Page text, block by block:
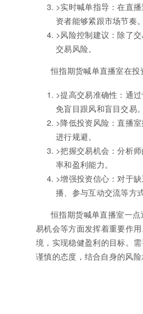
>实时喊单指导：在直
资者能够紧跟市场节奏。
>风险控制建议：除了
交易风险。
恒指期货喊单直播室在
>提高交易准确性：通
免盲目跟风和盲目交易。
>降低投资风险：直播
进行规避。
>把握交易机会：分析
率和盈利能力。
>增强投资信心：对于
播、参与互动交流等方
恒指期货喊单直播室一
易机会等方面发挥着重要作
境，实现稳健盈利的目标。
谨慎的态度，结合自身的风